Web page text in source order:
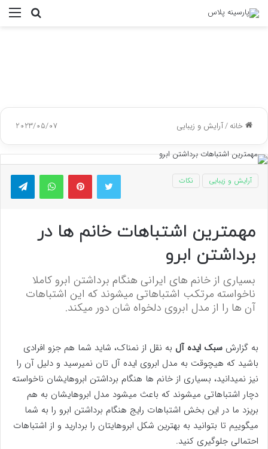
جستجو
خانه/آرایش و زیبایی 2023/05/07
توییتر پینتریستواتس آپ
آرایش و زیبایی نکات
مهمترین اشتباهات خانم ها در
برداشتن ابرو
بسیاری از خانم های ایرانی هنگام برداشتن ابرو کاملا
ناخواسته مرتکب اشتباهاتی میشوند که این اشتباهات
آن ها را از مدل ابروی دلخواه شان دور میکند.
به گزارش سبک ایده آل به نقل از نمناک، شاید شما هم جزو افرادی
باشید که هیچوقت به مدل ابروی ایده آل تان نمیرسید و دلیل آن را
نیز نمیدانید، بسیاری از خانم ها هنگام برداشتن ابروهایشان ناخواسته
دچار اشتباهاتی میشوند که باعث میشود مدل ابروهایشان به هم
بریزد ما در این بخش اشتباهات رایج هنگام برداشتن ابرو را به شما
میگوییم تا بتوانید به بهترین شکل ابروهایتان را بردارید و از اشتباهات
احتمالی جلوگیری کنید.